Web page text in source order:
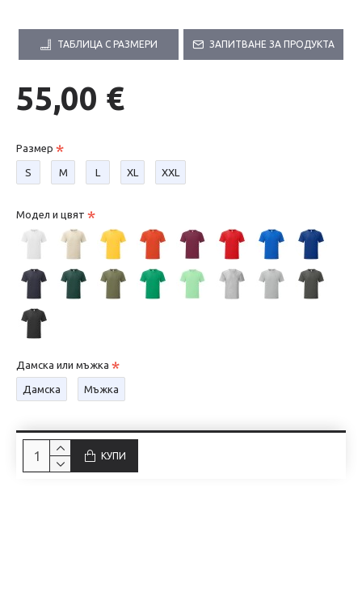
ТАБЛИЦА С РАЗМЕРИ ЗАПИТВАНЕ ЗА ПРОДУКТА
55,00 €
Размер
S М L XL XXL
Модел и цвят
Дамска или мъжка
Дамска Мъжка
КУПИ